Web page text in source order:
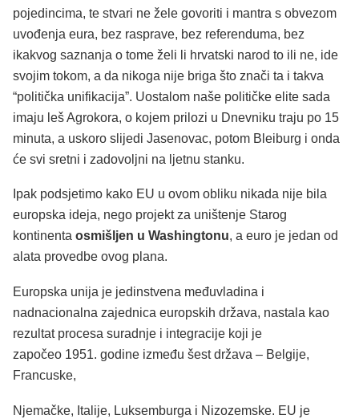
pojedincima, te stvari ne žele govoriti i mantra s obvezom
uvođenja eura, bez rasprave, bez referenduma, bez
ikakvog saznanja o tome želi li hrvatski narod to ili ne, ide
svojim tokom, a da nikoga nije briga što znači ta i takva
“politička unifikacija”. Uostalom naše političke elite sada
imaju leš Agrokora, o kojem prilozi u Dnevniku traju po 15
minuta, a uskoro slijedi Jasenovac, potom Bleiburg i onda
će svi sretni i zadovoljni na ljetnu stanku.
Ipak podsjetimo kako EU u ovom obliku nikada nije bila
europska ideja, nego projekt za uništenje Starog
kontinenta osmišljen u Washingtonu, a euro je jedan od
alata provedbe ovog plana.
Europska unija je jedinstvena međuvladina i
nadnacionalna zajednica europskih država, nastala kao
rezultat procesa suradnje i integracije koji je
započeo 1951. godine između šest država – Belgije,
Francuske,
Njemačke, Italije, Luksemburga i Nizozemske. EU je